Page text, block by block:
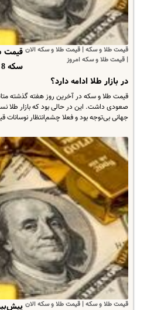
قیمت طلا و سکه | قیمت طلا و سکه الان
| قیمت طلا و سکه امروز
قیمت
در بازار طلا ادامه دارد؟
قیمت طلا و سکه در آخرین روز هفته گذشته
جهانی بی‌توجه بود و فعلا چشم‌انتظار نوسانات
قیمت طلا و سکه | قیمت طلا و سکه الان